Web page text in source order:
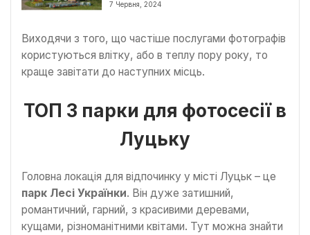
7 Червня, 2024
Виходячи з того, що частіше послугами фотографів
користуються влітку, або в теплу пору року, то
краще завітати до наступних місць.
ТОП 3 парки для фотосесії в
Луцьку
Головна локація для відпочинку у місті Луцьк – це
парк Лесі Українки. Він дуже затишний,
романтичний, гарний, з красивими деревами,
кущами, різноманітними квітами. Тут можна знайти